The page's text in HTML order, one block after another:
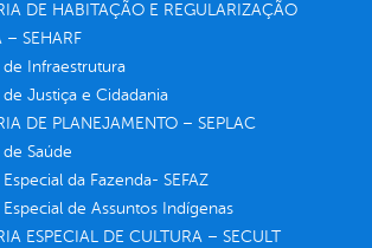
DE HABITAÇÃO E REGULARIZAÇÃO
– SEHARF
de Infraestrutura
de Justiça e Cidadania
DE PLANEJAMENTO – SEPLAC
Saúde
da Fazenda- SEFAZ
Especial de Assuntos Indígenas
ESPECIAL DE CULTURA – SECULT